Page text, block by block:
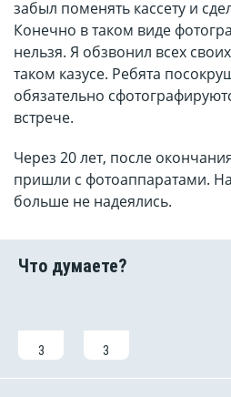
забыл поменять кассету и
Конечно в таком виде
нельзя. Я обзвонил всех
таком казусе. Ребята
обязательно
встрече.
Через 20 лет, после
пришли с фотоаппаратами.
больше не надеялись.
3 3